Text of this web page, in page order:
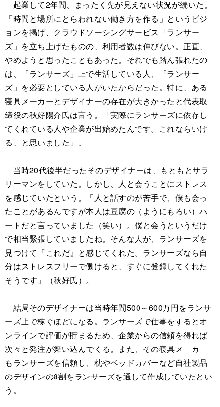
起業して2年間、まったく先が見えない状況が続いた。
「時間と場所にとらわれない働き方を作る」というビジ
ョンを掲げ、クラウドソーシングサービス「ランサー
ズ」を立ち上げたものの、利用者数は伸びない。正直、
やめようと思ったこともあった。それでも踏ん張れたの
は、「ランサーズ」上で生活している人、「ランサー
ズ」を必要としている人がいたからだった。特に、ある
寝具メーカーとデザイナーの存在が大きかったと代表取
締役の秋好陽介氏は言う。「実際にランサーズに依存し
てくれている人や企業が出始めたんです。これならいけ
る、と思いました」。
当時20代後半だったそのデザイナーは、もともとサラ
リーマンをしていた。しかし、人と会うことにストレス
を感じていたという。「人と話すのが苦手で、僕も会っ
たことがあるんですが本人は豆腐の（ようにもろい）ハ
ートだと言っていました（笑い）。僕と会うというだけ
で相当緊張していましたね。そんな人が、ランサーズを
見つけて『これだ』と感じてくれた。ランサーズなら自
分はストレスフリーで働けると、すぐに登録してくれた
そうです」（秋好氏）。
結局そのデザイナーは当時年間500～600万円をランサ
ーズ上で稼ぐほどになる。ランサーズで仕事をするとオ
ンラインで評価が貯まるため、企業からの信頼を得れば
次々と発注が舞い込んでくる。また、その寝具メーカー
もランサーズを信頼し、枕やベッドカバーなど自社製品
のデザインの8割をランサーズを通して作成していたとい
う。